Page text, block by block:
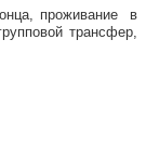
проживание в
трансфер,